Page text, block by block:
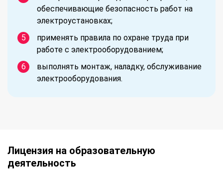
обеспечивающие безопасность работ на
электроустановках;
применять правила по охране труда при
работе с электрооборудованием;
выполнять монтаж, наладку, обслуживание
электрооборудования.
Лицензия на образовательную
деятельность